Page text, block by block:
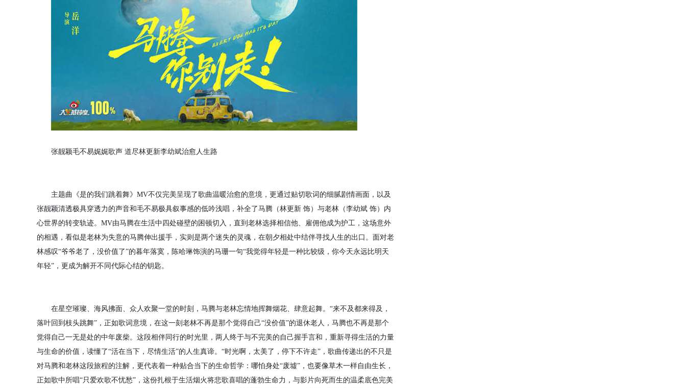
张靓颖毛不易娓娓歌声 道尽林更新李幼斌治愈人生路
主题曲《是的我们跳着舞》MV不仅完美呈现了歌曲温暖治愈的意境，更通过贴切歌词的细腻剧情画面，以及
张靓颖清透极具穿透力的声音和毛不易极具叙事感的低吟浅唱，补全了马腾（林更新 饰）与老林（李幼斌 饰）内
心世界的转变轨迹。MV由马腾在生活中四处碰壁的困顿切入，直到老林选择相信他、雇佣他成为护工，这场意外
的相遇，看似是老林为失意的马腾伸出援手，实则是两个迷失的灵魂，在朝夕相处中结伴寻找人生的出口。面对老
林感叹“爷爷老了，没价值了”的暮年落寞，陈哈琳饰演的马珊一句“我觉得年轻是一种比较级，你今天永远比明天
年轻”，更成为解开不同代际心结的钥匙。
在星空璀璨、海风拂面、众人欢聚一堂的时刻，马腾与老林忘情地挥舞烟花、肆意起舞。“来不及都来得及，
落叶回到枝头跳舞”，正如歌词意境，在这一刻老林不再是那个觉得自己“没价值”的退休老人，马腾也不再是那个
觉得自己一无是处的中年废柴。这段相伴同行的时光里，两人终于与不完美的自己握手言和，重新寻得生活的力量
与生命的价值，读懂了“活在当下，尽情生活”的人生真谛。“时光啊，太美了，停下不许走”，歌曲传递出的不只是
对马腾和老林这段旅程的注解，更代表着一种贴合当下的生命哲学：哪怕身处“废墟”，也要像草木一样自由生长，
正如歌中所唱“只爱欢歌不忧愁”，这份扎根于生活烟火将悲歌喜唱的蓬勃生命力，与影片向死而生的温柔底色完美